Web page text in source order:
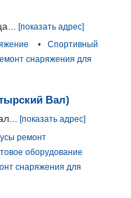
[показать адрес]
•
Спортивный
снаряжения для
Вал)
[показать адрес]
ремонт
оборудование
снаряжения для